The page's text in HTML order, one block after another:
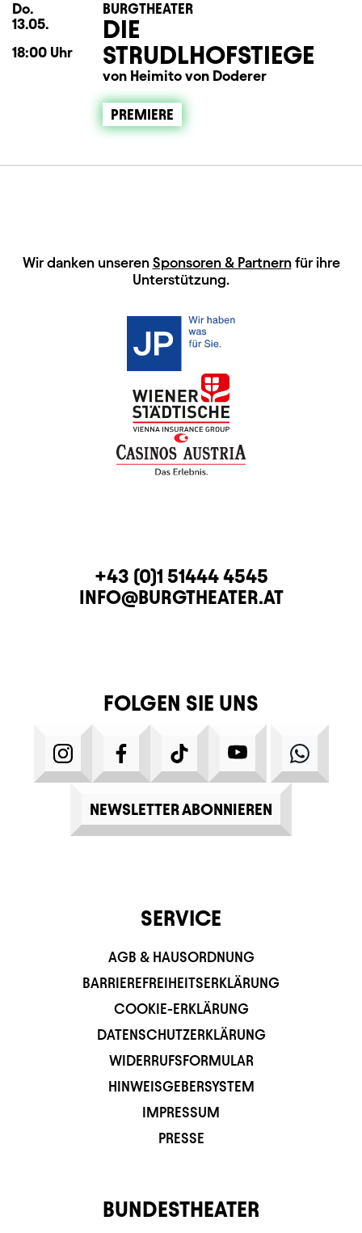
Do. Donnerstag
13.05.
18:00 Uhr
BURGTHEATER
DIE
STRUDLHOFSTIEGE
von Heimito von Doderer
PREMIERE
HAUPTSPONSOREN
Wir danken unseren Sponsoren & Partnernfür ihre
Unterstützung.
KONTAKTTELEFON
+43 (0)1 51444 4545
E-MAIL
INFO@BURGTHEATER.AT
FOLGEN SIE UNS
INSTAGRAMFACEBOOKTIKTOK YOUTUBE
NEWSLETTER ABONNIEREN
SERVICE
AGB & HAUSORDNUNG
BARRIEREFREIHEITSERKLÄRUNG
COOKIE-ERKLÄRUNG
DATENSCHUTZERKLÄRUNG
WIDERRUFSFORMULAR
HINWEISGEBERSYSTEM
IMPRESSUM
PRESSE
BUNDESTHEATER